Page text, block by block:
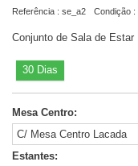
Referência : se_a2 Condição :
Conjunto de Sala de Estar
30 Dias
Mesa Centro:
Estantes: